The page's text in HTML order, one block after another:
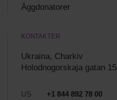
Äggdonatorer
KONTAKTER
Ukraina, Charkiv
Holodnogorskaja gatan 15
US
+1 844 892 78 00